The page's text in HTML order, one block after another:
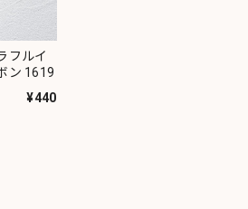
フルイ
ン 1619
¥440